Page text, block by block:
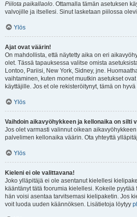
Piilota paikallaolo. Ottamalla tämän asetuksen
valvojille ja itsellesi. Sinut lasketaan piilossa
Ylös
Ajat ovat väärin!
On mahdollista, että näytetty aika on eri
olet. Tässä tapauksessa valitse omista
Lontoo, Pariisi, New York, Sidney, jne.
vaihtaminen, kuten monet muutkin asetukset
käyttäjille. Jos et ole rekisteröitynyt, tämä on
Ylös
Vaihdoin aikavyöhykkeen ja kellonaika on silti
Jos olet varmasti valinnut oikean
palvelimen kellonaika väärin. Ota yhteyttä
Ylös
Kieleni ei ole valittavana!
Joko ylläpitäjä ei ole asentanut kielellesi
kääntänyt tätä foorumia kielellesi. Kokeile
hän voisi asentaa tarvitsemasi kielipaketin. Jos
voit luoda uuden käännöksen. Lisätietoja löytyy